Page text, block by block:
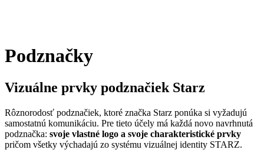
Podznačky
Vizuálne prvky podznačiek Starz
Rôznorodosť podznačiek, ktoré značka Starz ponúka si vyžadujú
samostatnú komunikáciu. Pre tieto účely má každá novo navrhnutá
podznačka: svoje vlastné logo a svoje charakteristické prvky
pričom všetky výchadajú zo systému vizuálnej identity STARZ.